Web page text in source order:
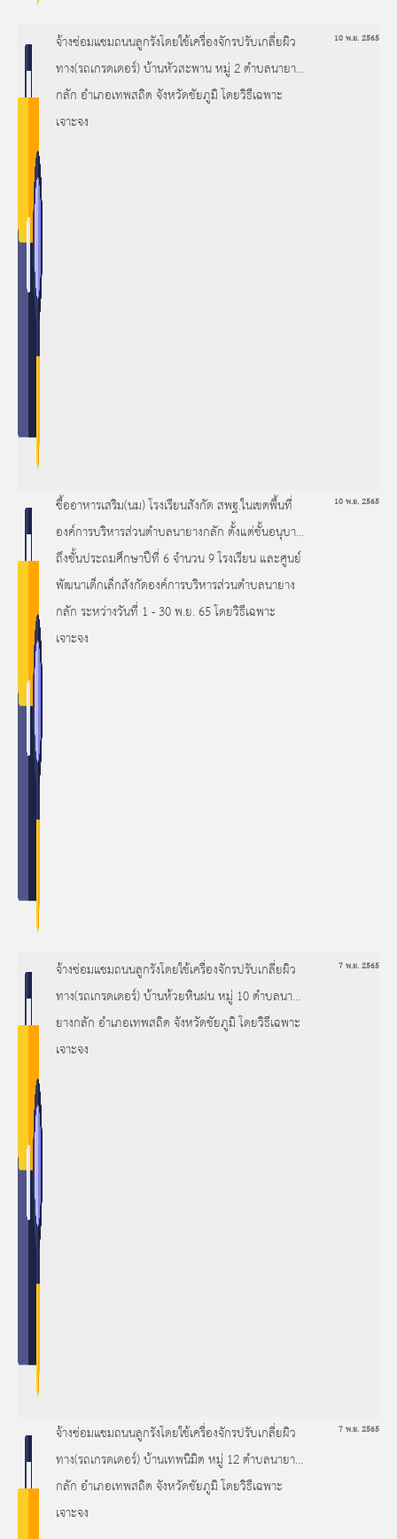
จ้างซ่อมแซมถนนลูกรังโดยใช้เครื่องจักรปรับเกลี่ยผิว
ทาง(รถเกรดเดอร์) บ้านหัวสะพาน หมู่ 2 ตำบลนายาง
กลัก อำเภอเทพสถิต จังหวัดชัยภูมิ โดยวิธีเฉพาะ
เจาะจง
10 พ.ย. 2565
ซื้ออาหารเสริม(นม) โรงเรียนสังกัด สพฐ.ในเขตพื้นที่
องค์การบริหารส่วนตำบลนายางกลัก ตั้งแต่ชั้นอนุบาล
ถึงชั้นประถมศึกษาปีที่ 6 จำนวน 9 โรงเรียน และศูนย์
พัฒนาเด็กเล็กสังกัดองค์การบริหารส่วนตำบลนายาง
กลัก ระหว่างวันที่ 1 - 30 พ.ย. 65 โดยวิธีเฉพาะ
เจาะจง
10 พ.ย. 2565
จ้างซ่อมแซมถนนลูกรังโดยใช้เครื่องจักรปรับเกลี่ยผิว
ทาง(รถเกรดเดอร์) บ้านห้วยหินฝน หมู่ 10 ตำบลนา
ยางกลัก อำเภอเทพสถิต จังหวัดชัยภูมิ โดยวิธีเฉพาะ
เจาะจง
7 พ.ย. 2565
จ้างซ่อมแซมถนนลูกรังโดยใช้เครื่องจักรปรับเกลี่ยผิว
ทาง(รถเกรดเดอร์) บ้านเทพนิมิต หมู่ 12 ตำบลนายาง
กลัก อำเภอเทพสถิต จังหวัดชัยภูมิ โดยวิธีเฉพาะ
เจาะจง
7 พ.ย. 2565